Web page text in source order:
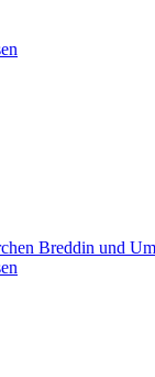
Breddin und